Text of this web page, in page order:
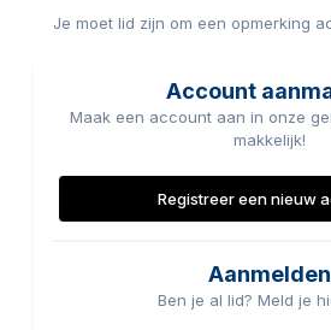
Je moet lid zijn om een opmerking
Account
Maak een account aan in onze
makkelijk!
Registreer een nieuw
Aanmelden
Ben je al lid? Meld je